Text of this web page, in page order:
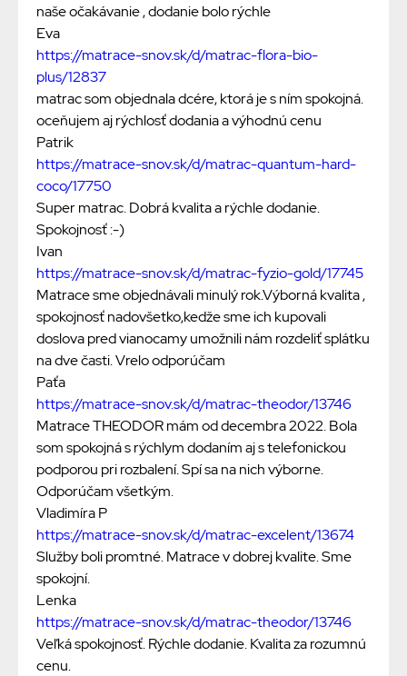
naše očakávanie , dodanie bolo rýchle
Eva
https://matrace-snov.sk/d/matrac-flora-bio-
plus/12837
matrac som objednala dcére, ktorá je s ním spokojná.
oceňujem aj rýchlosť dodania a výhodnú cenu
Patrik
https://matrace-snov.sk/d/matrac-quantum-hard-
coco/17750
Super matrac. Dobrá kvalita a rýchle dodanie.
Spokojnosť :-)
Ivan
https://matrace-snov.sk/d/matrac-fyzio-gold/17745
Matrace sme objednávali minulý rok.Výborná kvalita ,
spokojnosť nadovšetko,kedže sme ich kupovali
doslova pred vianocamy umožnili nám rozdeliť splátku
na dve časti. Vrelo odporúčam
Paťa
https://matrace-snov.sk/d/matrac-theodor/13746
Matrace THEODOR mám od decembra 2022. Bola
som spokojná s rýchlym dodaním aj s telefonickou
podporou pri rozbalení. Spí sa na nich výborne.
Odporúčam všetkým.
Vladimíra P
https://matrace-snov.sk/d/matrac-excelent/13674
Služby boli promtné. Matrace v dobrej kvalite. Sme
spokojní.
Lenka
https://matrace-snov.sk/d/matrac-theodor/13746
Veľká spokojnosť. Rýchle dodanie. Kvalita za rozumnú
cenu.